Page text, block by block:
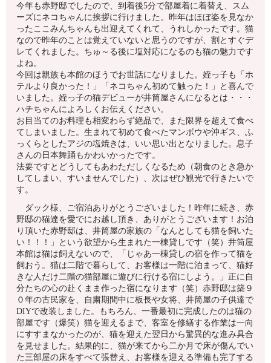
今年も赤野邸でしたので、到着後5分で部屋着に着替え、スム
ーズにネコちゃんに挨拶に行けました。昨年はほぼ姿を見なか
ったここみんちゃんも出迎えてくれて、うれしかったです。猫
なので昨年のことは覚えていないと思うのですが、割とすぐデ
レてくれました。ちゅ～る後に塩対応になるのも猫の魅力です
よね。
今回は親族も本館のほうでお世話になりました。姪っ子も「ホ
テルより良かった！」「ネコちゃん初めて触った！」と喜んで
いました。姪っ子の猫デビューが井筒屋さんになるとは・・・
ハチちゃんによろしくお伝えください。
お目当てのお料理も相変わらず絶品で、また限界を超えて食べ
てしまいました。生まれて初めて食べたマンボウや沖ギス、ふ
っくらとしたアジの塩焼きは、いい思い出となりました。息子
さんの日本舞踊もかわいかったです。
法要ですとどうしてもあわただしくなるため（朝食のとき急か
してしまい、すいませんでした）、次はぜひ観光で行きたいで
す。
ダック様、ご宿泊ありがとうございました！昨年に続き、赤
野邸の猫達を愛でにお越し頂き、ありがとうございます！お泊
り頂いた赤野邸は、井筒屋の家族の「なんとしても猫を飼いた
い！！！」という欲望から生まれた一棟貸しです（笑）井筒屋
本館は猫は飼えないので、「じゃあ一棟貸しの宿を作って猫を
飼おう。猫は二階で暮らして、お客様は一階に泊まって、猫好
きな人だけ二階の猫部屋に遊びに行ける宿にしよう。」正に自
分たちの心の赴くまま作った宿になります（笑）赤野邸は築９
０年の古民家を、自粛期間中に板長や女将、井筒屋の子供達で
DIYで改装しました。もちろん、一番最初に完成したのは猫の
部屋です（爆笑）猫を迎えるまで、客室を修繕する作業は一向
にすすまなかったのが、猫を迎えた翌日から驚異的な進み具合
を見せました。結果的に、猫が来てから二か月で床が傷んでい
た三部屋の床をすべて張替え、お客様を迎える準備も完了する